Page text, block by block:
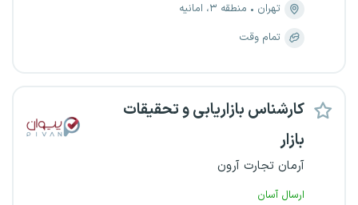
تهران
منطقه ۳، امانیه
تمام وقت
کارشناس بازاریابی و تحقیقات
بازار
آرمان تجارت آرون
ارسال آسان